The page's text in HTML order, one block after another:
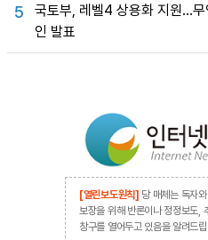
5
국토부, 레벨4 상용화 지원…
인 발표
[열린보도원칙] 당 매체는 독자
보장을 위해 반론이나 정정보도,
창구를 열어두고 있음을 알려드